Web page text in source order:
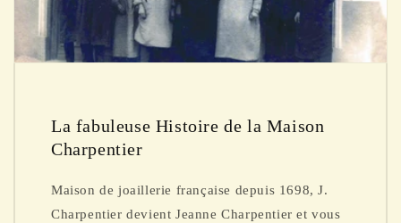
La fabuleuse Histoire de la Maison
Charpentier
Maison de joaillerie française depuis 1698, J.
Charpentier devient Jeanne Charpentier et vous